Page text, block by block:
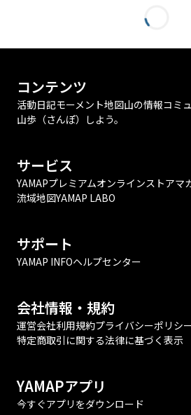
コンテンツ
活動日記モーメント地図山の情報コミ
山歩（さんぽ）しよう。
サービス
YAMAPプレミアムオンラインストアマ
流域地図YAMAP LABO
サポート
YAMAP INFOヘルプセンター
会社情報・規約
運営会社利用規約プライバシーポリシ
特定商取引に関する法律に基づく表示
YAMAPアプリ
今すぐアプリをダウンロード